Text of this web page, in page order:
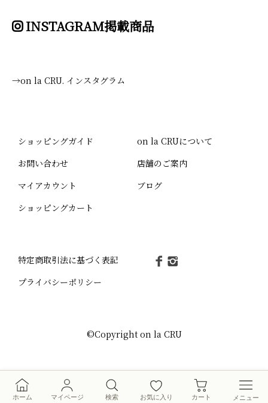
INSTAGRAM掲載商品
→on la CRU. インスタグラム
ショッピングガイド
お問い合わせ
マイアカウント
ショッピングカート
on la CRUについて
店舗のご案内
ブログ
特定商取引法に基づく表記
プライバシーポリシー
©Copyright on la CRU
検索
ホーム マイページ 検索 お気に入り カート メニュー